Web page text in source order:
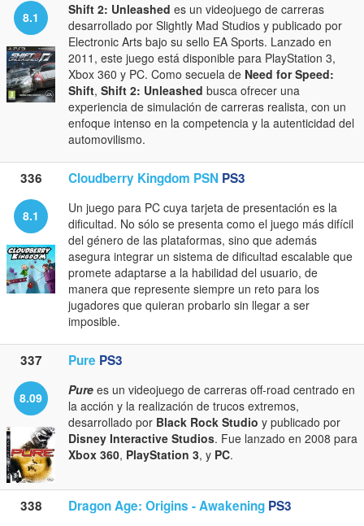
8.1 Shift 2: Unleashed es un videojuego de carreras
desarrollado por Slightly Mad Studios y publicado por
Electronic Arts bajo su sello EA Sports. Lanzado en
2011, este juego está disponible para PlayStation 3,
Xbox 360 y PC. Como secuela de Need for Speed:
Shift, Shift 2: Unleashed busca ofrecer una
experiencia de simulación de carreras realista, con un
enfoque intenso en la competencia y la autenticidad del
automovilismo.
336 Cloudberry Kingdom PSN PS3
8.1
Un juego para PC cuya tarjeta de presentación es la
dificultad. No sólo se presenta como el juego más difícil
del género de las plataformas, sino que además
asegura integrar un sistema de dificultad escalable que
promete adaptarse a la habilidad del usuario, de
manera que represente siempre un reto para los
jugadores que quieran probarlo sin llegar a ser
imposible.
337 Pure PS3
8.09 Pure es un videojuego de carreras off-road centrado en
la acción y la realización de trucos extremos,
desarrollado por Black Rock Studio y publicado por
Disney Interactive Studios. Fue lanzado en 2008 para
Xbox 360, PlayStation 3, y PC.
338 Dragon Age: Origins - Awakening PS3